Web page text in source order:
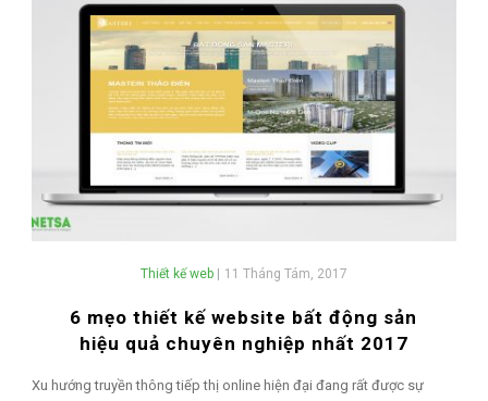
Thiết kế web| 11 Tháng Tám, 2017
6 mẹo thiết kế website bất động sản
hiệu quả chuyên nghiệp nhất 2017
Xu hướng truyền thông tiếp thị online hiện đại đang rất được sự